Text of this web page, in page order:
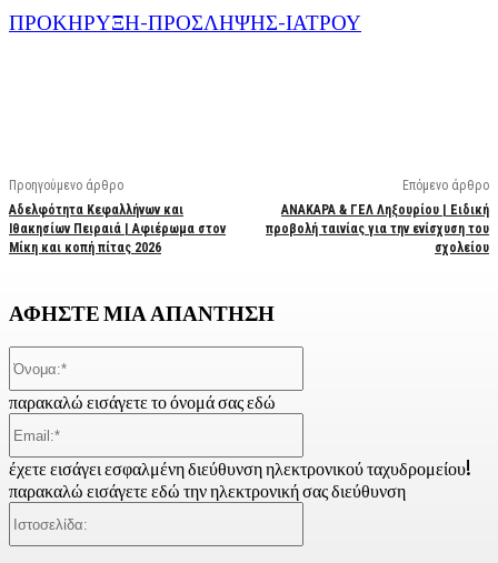
ΠΡΟΚΗΡΥΞΗ-ΠΡΟΣΛΗΨΗΣ-ΙΑΤΡΟΥ
Προηγούμενο άρθρο
Αδελφότητα Κεφαλλήνων και
Ιθακησίων Πειραιά | Αφιέρωμα στον
Μίκη και κοπή πίτας 2026
Επόμενο άρθρο
ΑΝΑΚΑΡΑ & ΓΕΛ Ληξουρίου | Ειδική
προβολή ταινίας για την ενίσχυση του
σχολείου
ΑΦΗΣΤΕ ΜΙΑ ΑΠΑΝΤΗΣΗ
παρακαλώ εισάγετε το όνομά σας εδώ
έχετε εισάγει εσφαλμένη διεύθυνση ηλεκτρονικού ταχυδρομείου!
παρακαλώ εισάγετε εδώ την ηλεκτρονική σας διεύθυνση